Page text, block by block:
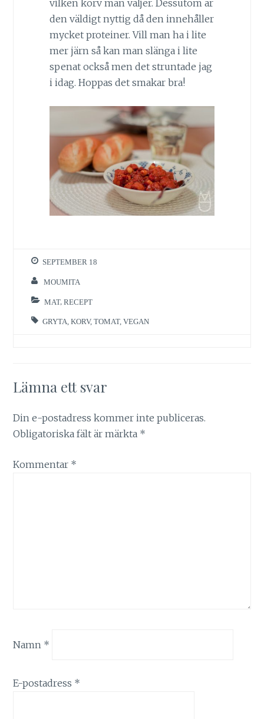
vilken korv man väljer. Dessutom är
den väldigt nyttig då den innehåller
mycket proteiner. Vill man ha i lite
mer järn så kan man slänga i lite
spenat också men det struntade jag
i idag. Hoppas det smakar bra!
SEPTEMBER 18
MOUMITA
MAT,RECEPT
GRYTA ,KORV,TOMAT,VEGAN
Lämna ett svar
Din e-postadress kommer inte publiceras.
Obligatoriska fält är märkta *
Kommentar *
Namn *
E-postadress *